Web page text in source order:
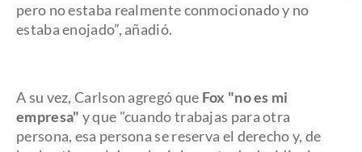
pero no estaba realmente conmocionado y no
estaba enojado”, añadió.
A su vez, Carlson agregó que Fox "no es mi
empresa" y que "cuando trabajas para otra
persona, esa persona se reserva el derecho y, de